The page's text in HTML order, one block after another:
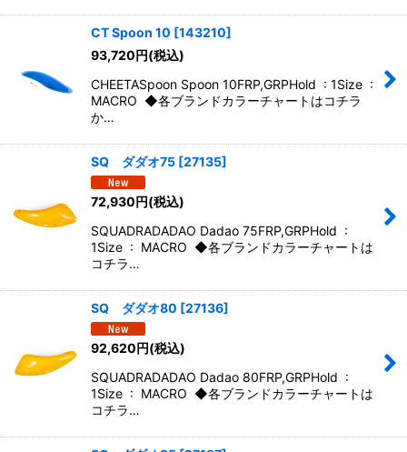
CT Spoon 10 [143210]
93,720円(税込)
CHEETASpoon Spoon 10FRP,GRPHold : 1Size :
MACRO ◆各ブランドカラーチャートはコチラ
か…
SQ ダダオ75 [27135]
72,930円(税込)
SQUADRADADAO Dadao 75FRP,GRPHold :
1Size : MACRO ◆各ブランドカラーチャートは
コチラ…
SQ ダダオ80 [27136]
92,620円(税込)
SQUADRADADAO Dadao 80FRP,GRPHold :
1Size : MACRO ◆各ブランドカラーチャートは
コチラ…